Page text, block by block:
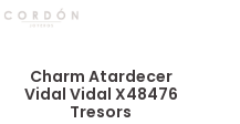
Charm Atardecer
Vidal Vidal X48476
Tresors